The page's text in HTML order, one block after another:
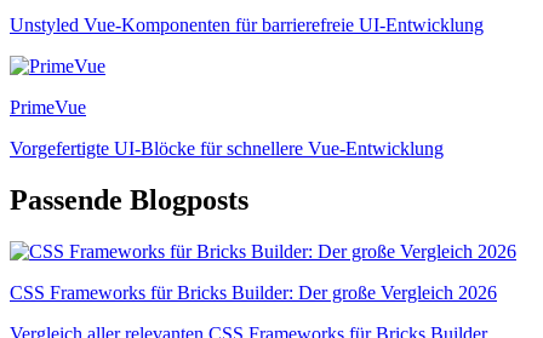
Unstyled Vue-Komponenten für barrierefreie UI-Entwicklung
PrimeVue
Vorgefertigte UI-Blöcke für schnellere Vue-Entwicklung
Passende Blogposts
CSS Frameworks für Bricks Builder: Der große Vergleich 2026
Vergleich aller relevanten CSS Frameworks für Bricks Builder